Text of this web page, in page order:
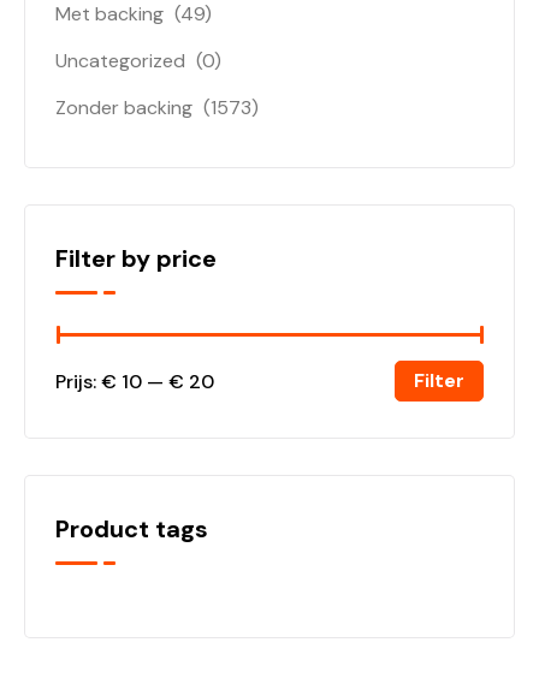
Met backing (49)
Uncategorized (0)
Zonder backing (1573)
Filter by price
Filter
Prijs:€ 10 — € 20
Product tags